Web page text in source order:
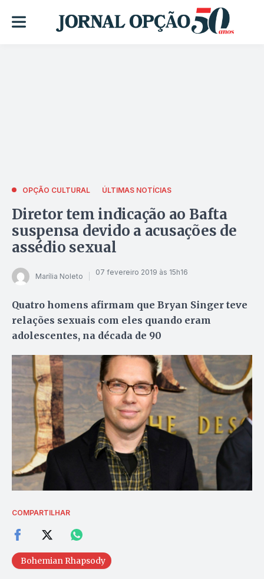
OPÇÃO CULTURAL ÚLTIMAS NOTÍCIAS
Diretor tem indicação ao Bafta
suspensa devido a acusações de
assédio sexual
Marília Noleto 07 fevereiro 2019 às 15h16
Quatro homens afirmam que Bryan Singer teve
relações sexuais com eles quando eram
adolescentes, na década de 90
COMPARTILHAR
Bohemian Rhapsody